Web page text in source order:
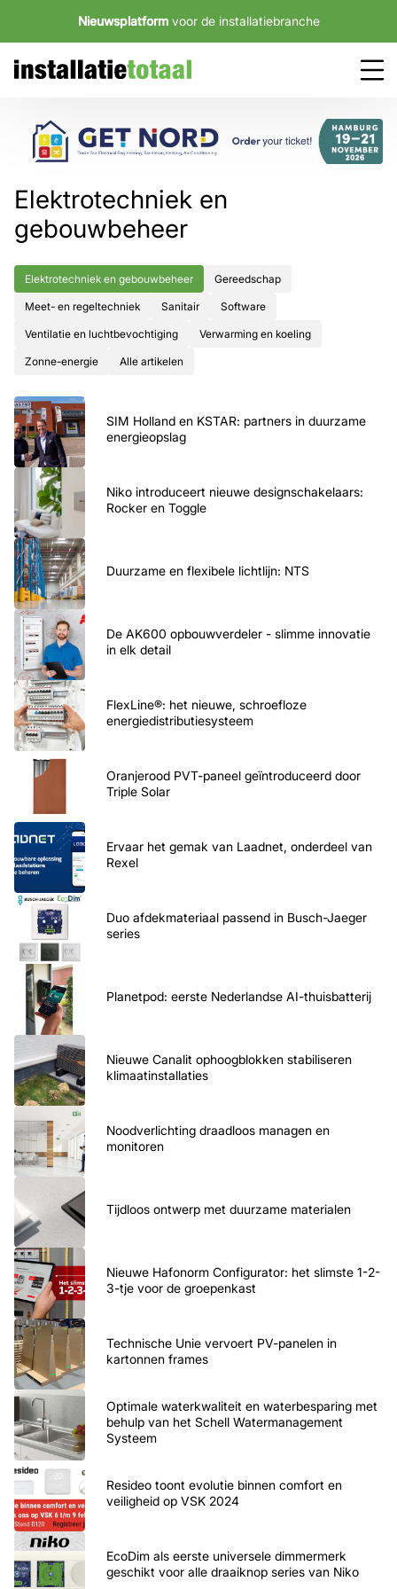
Nieuwsplatform voor de installatiebranche
Elektrotechniek en
gebouwbeheer
Elektrotechniek en gebouwbeheer Gereedschap
Meet- en regeltechniek Sanitair Software
Ventilatie en luchtbevochtiging Verwarming en koeling
Zonne-energie Alle artikelen
SIM Holland en KSTAR: partners in duurzame
energieopslag
Niko introduceert nieuwe designschakelaars:
Rocker en Toggle
Duurzame en flexibele lichtlijn: NTS
De AK600 opbouwverdeler - slimme innovatie
in elk detail
FlexLine®: het nieuwe, schroefloze
energiedistributiesysteem
Oranjerood PVT-paneel geïntroduceerd door
Triple Solar
Ervaar het gemak van Laadnet, onderdeel van
Rexel
Duo afdekmateriaal passend in Busch-Jaeger
series
Planetpod: eerste Nederlandse AI-thuisbatterij
Nieuwe Canalit ophoogblokken stabiliseren
klimaatinstallaties
Noodverlichting draadloos managen en
monitoren
Tijdloos ontwerp met duurzame materialen
Nieuwe Hafonorm Configurator: het slimste 1-2-
3-tje voor de groepenkast
Technische Unie vervoert PV-panelen in
kartonnen frames
Optimale waterkwaliteit en waterbesparing met
behulp van het Schell Watermanagement
Systeem
Resideo toont evolutie binnen comfort en
veiligheid op VSK 2024
EcoDim als eerste universele dimmermerk
geschikt voor alle draaiknop series van Niko